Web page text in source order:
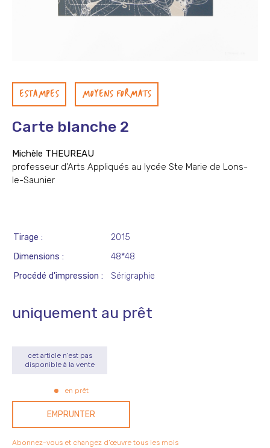
ESTAMPES MOYENS FORMATS
Carte blanche 2
Michèle THEUREAU
professeur d’Arts Appliqués au lycée Ste Marie de Lons-
le-Saunier
Tirage
2015
Dimensions
48*48
Procédé d'impression
Sérigraphie
uniquement au prêt
cet article n’est pas
disponible à la vente
en prêt
EMPRUNTER
Abonnez-vous et changez d’œuvre tous les mois